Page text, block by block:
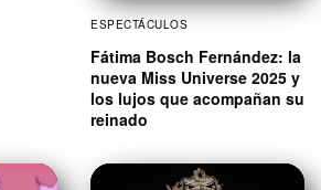
ESPECTÁCULOS
Fátima Bosch Fernández: la
nueva Miss Universe 2025 y
los lujos que acompañan su
reinado